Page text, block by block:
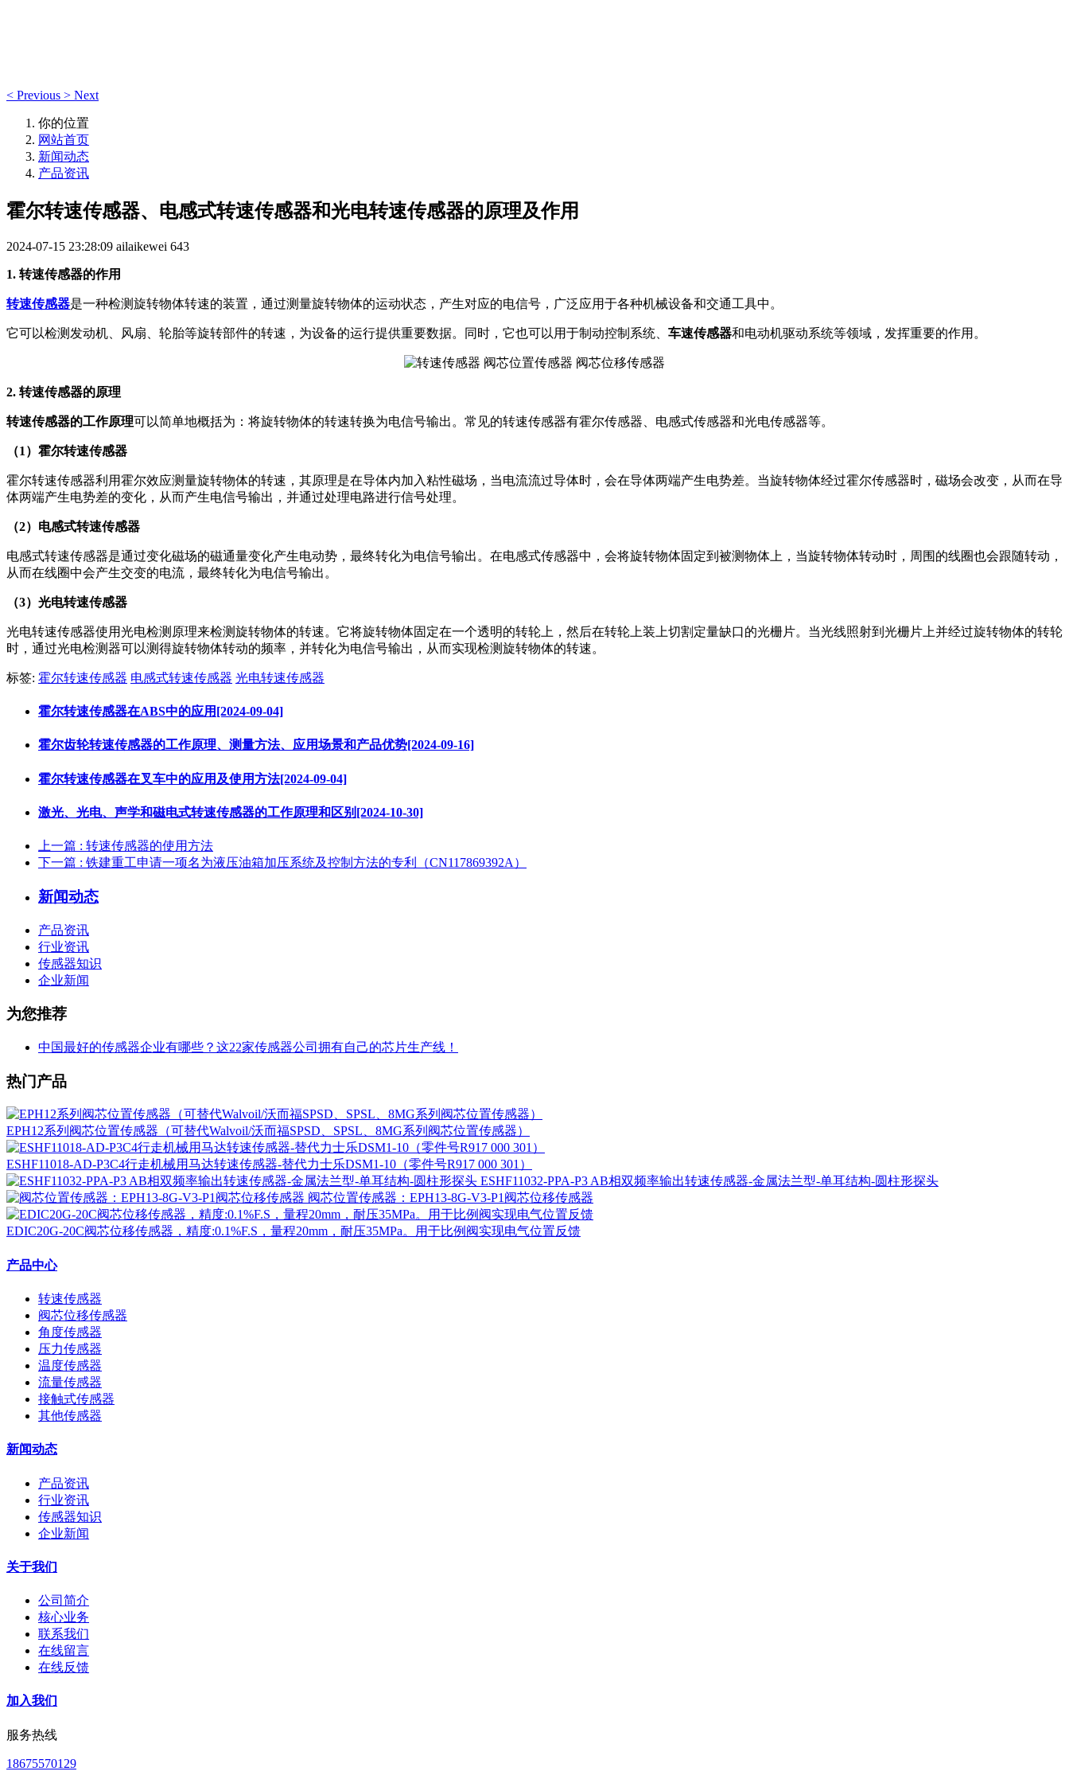
< Previous > Next
你的位置
网站首页
新闻动态
产品资讯
霍尔转速传感器、电感式转速传感器和光电转速传感器的原理及作用
2024-07-15 23:28:09 ailaikewei 643
1. 转速传感器的作用
转速传感器是一种检测旋转物体转速的装置，通过测量旋转物体的运动状态，产生对应的电信号，广泛应用于各种机械设备和交通工具中。
它可以检测发动机、风扇、轮胎等旋转部件的转速，为设备的运行提供重要数据。同时，它也可以用于制动控制系统、 车速传感器和电动机驱动系统等领域，发挥重要的作用。
2. 转速传感器的原理
转速传感器的工作原理可以简单地概括为：将旋转物体的转速转换为电信号输出。常见的转速传感器有霍尔传感器、电感式传感器和光电传感器等。
（1）霍尔转速传感器
霍尔转速传感器利用霍尔效应测量旋转物体的转速，其原理是在导体内加入粘性磁场，当电流流过导体时，会在导体两端产生电势差。当旋转物体经过霍尔传感器时，磁场会改变，从而在导
体两端产生电势差的变化，从而产生电信号输出，并通过处理电路进行信号处理。
（2）电感式转速传感器
电感式转速传感器是通过变化磁场的磁通量变化产生电动势，最终转化为电信号输出。在电感式传感器中，会将旋转物体固定到被测物体上，当旋转物体转动时，周围的线圈也会跟随转动，
从而在线圈中会产生交变的电流，最终转化为电信号输出。
（3）光电转速传感器
光电转速传感器使用光电检测原理来检测旋转物体的转速。它将旋转物体固定在一个透明的转轮上，然后在转轮上装上切割定量缺口的光栅片。当光线照射到光栅片上并经过旋转物体的转轮
时，通过光电检测器可以测得旋转物体转动的频率，并转化为电信号输出，从而实现检测旋转物体的转速。
标签: 霍尔转速传感器 电感式转速传感器 光电转速传感器
霍尔转速传感器在ABS中的应用[2024-09-04]
霍尔齿轮转速传感器的工作原理、测量方法、应用场景和产品优势[2024-09-16]
霍尔转速传感器在叉车中的应用及使用方法[2024-09-04]
激光、光电、声学和磁电式转速传感器的工作原理和区别[2024-10-30]
上一篇 : 转速传感器的使用方法
下一篇 : 铁建重工申请一项名为液压油箱加压系统及控制方法的专利（CN117869392A）
新闻动态
产品资讯
行业资讯
传感器知识
企业新闻
为您推荐
中国最好的传感器企业有哪些？这22家传感器公司拥有自己的芯片生产线！
热门产品
EPH12系列阀芯位置传感器（可替代Walvoil/沃而福SPSD、SPSL、8MG系列阀芯位置传感器）
ESHF11018-AD-P3C4行走机械用马达转速传感器-替代力士乐DSM1-10（零件号R917 000 301）
ESHF11032-PPA-P3 AB相双频率输出转速传感器-金属法兰型-单耳结构-圆柱形探头
阀芯位置传感器：EPH13-8G-V3-P1阀芯位移传感器
EDIC20G-20C阀芯位移传感器，精度:0.1%F.S，量程20mm，耐压35MPa。用于比例阀实现电气位置反馈
产品中心
转速传感器
阀芯位移传感器
角度传感器
压力传感器
温度传感器
流量传感器
接触式传感器
其他传感器
新闻动态
产品资讯
行业资讯
传感器知识
企业新闻
关于我们
公司简介
核心业务
联系我们
在线留言
在线反馈
加入我们
服务热线
18675570129